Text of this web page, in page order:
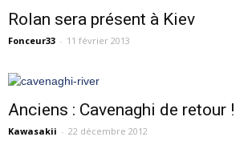
Rolan sera présent à Kiev
Fonceur33 - 11 février 2013
Anciens : Cavenaghi de retour !
Kawasakii - 22 décembre 2012